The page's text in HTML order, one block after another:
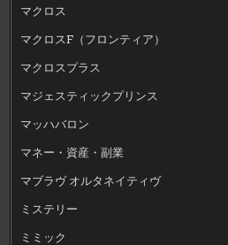
マクロス
マクロスF（フロンティア）
マクロスプラス
マジェスティックプリンス
マッハバロン
マネー・資産・副業
マブラヴ オルタネイティヴ
ミステリー
ミミック